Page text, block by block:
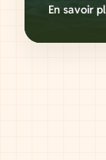
En savoir